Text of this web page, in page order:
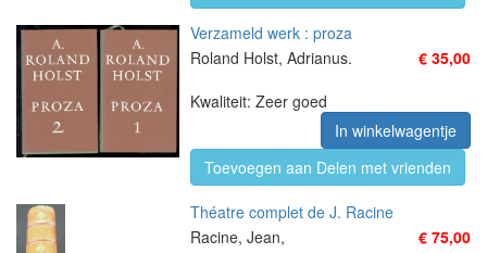
Verzameld werk : proza
Roland Holst, Adrianus.
€ 35,00
Kwaliteit: Zeer goed
In winkelwagentje
Toevoegen aan Delen met vrienden
Théatre complet de J. Racine
Racine, Jean,
€ 75,00